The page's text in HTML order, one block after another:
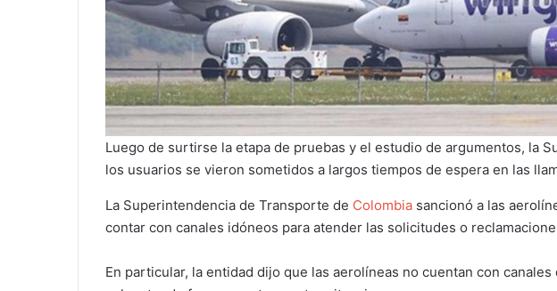
Luego de surtirse la etapa de pruebas y el estudio de argumentos, la
los usuarios se vieron sometidos a largos tiempos de espera en las
La Superintendencia de Transporte de Colombia sancionó a las
contar con canales idóneos para atender las solicitudes o
En particular, la entidad dijo que las aerolíneas no cuentan con